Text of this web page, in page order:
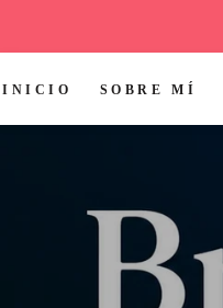
INICIO SOBRE MÍ